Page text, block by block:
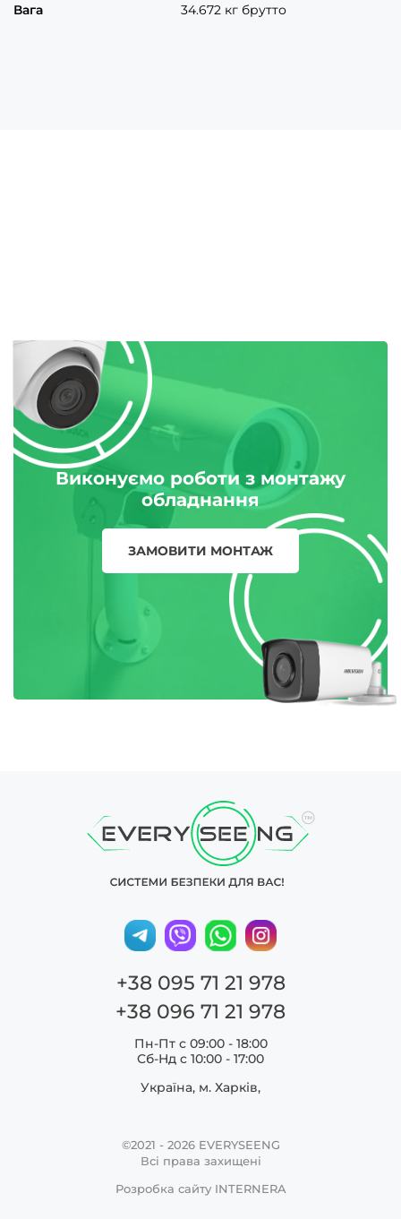
Вага
34.672 кг брутто
Виконуємо роботи з монтажу
обладнання
ЗАМОВИТИ МОНТАЖ
+38 095 71 21 978
+38 096 71 21 978
Пн-Пт с 09:00 - 18:00
Сб-Нд c 10:00 - 17:00
Україна, м. Харків,
©2021 - 2026 EVERYSEENG
Всі права захищені
Розробка сайту INTERNERA